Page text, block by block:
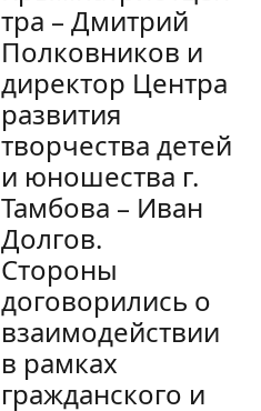
тра – Дмитрий
Полковников и
директор Центра
развития
творчества детей
и юношества г.
Тамбова – Иван
Долгов.
Стороны
договорились о
взаимодействии
в рамках
гражданского и